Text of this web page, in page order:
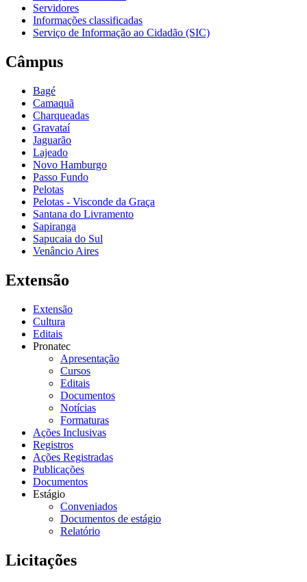
Servidores
Informações classificadas
Serviço de Informação ao Cidadão (SIC)
Câmpus
Bagé
Camaquã
Charqueadas
Gravataí
Jaguarão
Lajeado
Novo Hamburgo
Passo Fundo
Pelotas
Pelotas - Visconde da Graça
Santana do Livramento
Sapiranga
Sapucaia do Sul
Venâncio Aires
Extensão
Extensão
Cultura
Editais
Pronatec
Apresentação
Cursos
Editais
Documentos
Notícias
Formaturas
Ações Inclusivas
Registros
Ações Registradas
Publicações
Documentos
Estágio
Conveniados
Documentos de estágio
Relatório
Licitações